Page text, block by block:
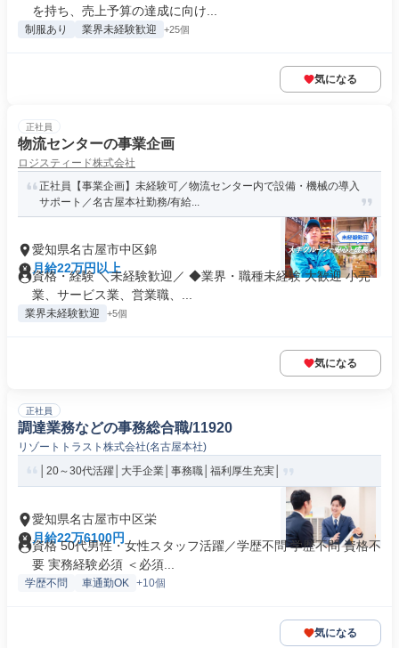
を持ち、売上予算の達成に向け...
制服あり 業界未経験歓迎 +25個
気になる
正社員
物流センターの事業企画
ロジスティード株式会社
正社員【事業企画】未経験可／物流センター内で設備・機械の導入
サポート／名古屋本社勤務/有給...
愛知県名古屋市中区錦
月給22万円以上
資格・経験 ＼未経験歓迎／ ◆業界・職種未経験 大歓迎 小売
業、サービス業、営業職、...
業界未経験歓迎 +5個
気になる
正社員
調達業務などの事務総合職/11920
リゾートトラスト株式会社(名古屋本社)
│20～30代活躍│大手企業│事務職│福利厚生充実│
愛知県名古屋市中区栄
月給22万6100円
資格 50代男性・女性スタッフ活躍／学歴不問 学歴不問 資格不
要 実務経験必須 ＜必須...
学歴不問 車通勤OK +10個
気になる